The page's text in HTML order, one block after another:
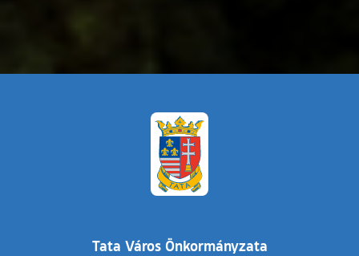
Tata Város Önkormányzata